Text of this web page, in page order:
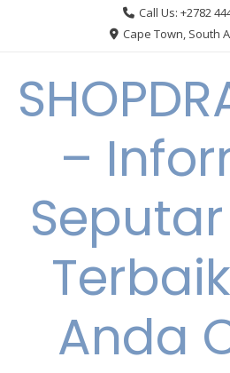
Call Us: +2782
Cape Town, South
–
Anda